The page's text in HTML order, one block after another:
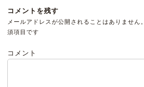
コメントを残す
メールアドレスが公開されることはありません。
須項目です
コメント